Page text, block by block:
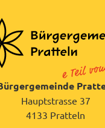
Hauptstrasse 37
4133 Pratteln